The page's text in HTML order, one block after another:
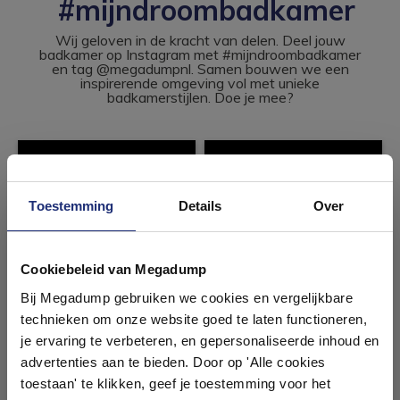
Toestemming Details Over
Cookiebeleid van Megadump
Bij Megadump gebruiken we cookies en vergelijkbare
technieken om onze website goed te laten functioneren,
je ervaring te verbeteren, en gepersonaliseerde inhoud en
advertenties aan te bieden. Door op 'Alle cookies
toestaan' te klikken, geef je toestemming voor het
#mijndroombadkamer
Wij geloven in de kracht van delen. Deel jouw
badkamer op Instagram met #mijndroombadkamer
en tag @megadumpnl. Samen bouwen we een
inspirerende omgeving vol met unieke
badkamerstijlen. Doe je mee?
badkamers in onze 1000 m²
showroom
Laat je inspireren door 21 volledig ingerichte
badkameropstellingen – van compact tot luxe. Onze
ervaren adviseurs helpen je persoonlijk, en je vindt
tegels & sanitair direct uit voorraad. Gratis parkeren